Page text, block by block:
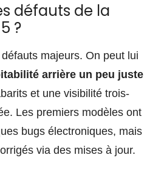
défauts de la
?
majeurs. On peut lui
arrière un peu juste
et une visibilité trois-
Les premiers modèles ont
bugs électroniques, mais
via des mises à jour.